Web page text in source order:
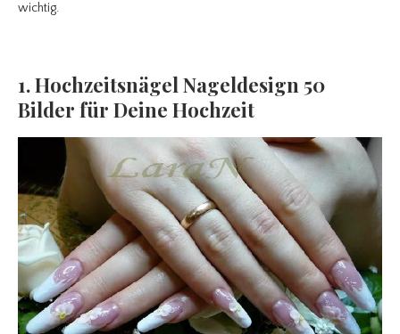
wichtig.
1. Hochzeitsnägel Nageldesign 50
Bilder für Deine Hochzeit